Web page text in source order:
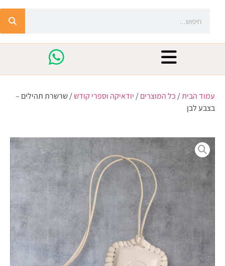
עמוד הבית/ כל המוצרים/ יודאיקה וספרי קודש/ שרשרת תהילים –
בצבע לבן